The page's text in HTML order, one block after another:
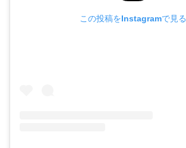
この投稿をInstagramで見る